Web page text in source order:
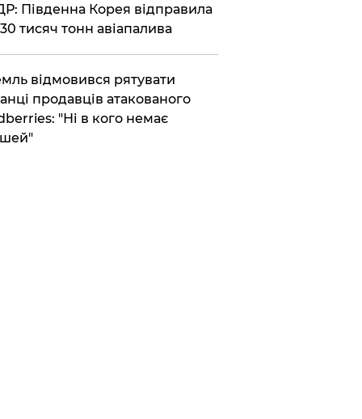
Південна Корея відправила
тисяч тонн авіапалива
відмовився рятувати
продавців атакованого
"Ні в кого немає